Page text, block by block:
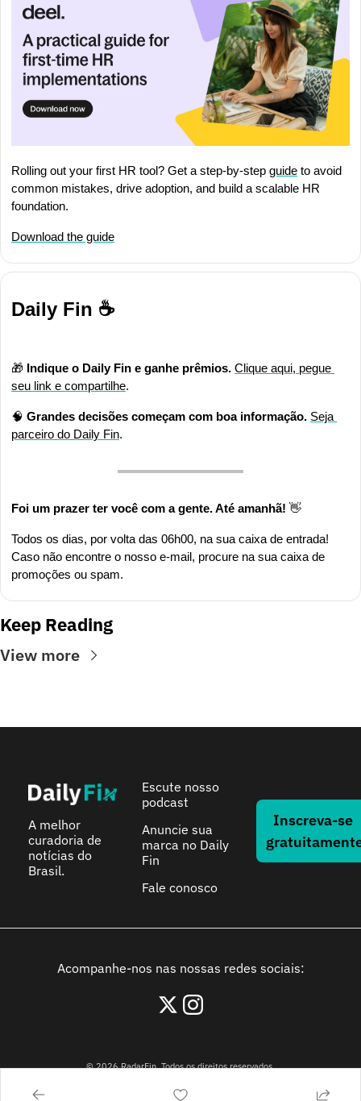
Rolling out your first HR tool? Get a step-by-step guide to avoid
common mistakes, drive adoption, and build a scalable HR
foundation.
Download the guide
Daily Fin ☕
🎁 Indique o Daily Fin e ganhe prêmios. Clique aqui, pegue
seu link e compartilhe.
🧠 Grandes decisões começam com boa informação. Seja
parceiro do Daily Fin.
Foi um prazer ter você com a gente. Até amanhã! 👋
Todos os dias, por volta das 06h00, na sua caixa de entrada!
Caso não encontre o nosso e-mail, procure na sua caixa de
promoções ou spam.
Keep Reading
View more
A melhor
curadoria de
notícias do
Brasil.
Escute nosso
podcast
Anuncie sua
marca no Daily
Fin
Fale conosco
Inscreva-se
Acompanhe-nos nas nossas redes sociais:
© 2026 RadarFin. Todos os direitos reservados.